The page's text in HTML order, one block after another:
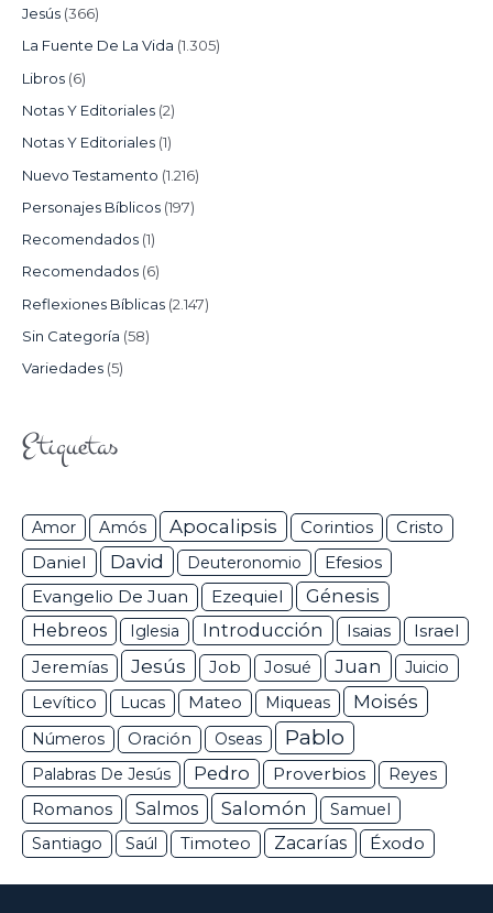
Jesús (366)
La Fuente De La Vida (1.305)
Libros (6)
Notas Y Editoriales (2)
Notas Y Editoriales (1)
Nuevo Testamento (1.216)
Personajes Bíblicos (197)
Recomendados (1)
Recomendados (6)
Reflexiones Bíblicas (2.147)
Sin Categoría (58)
Variedades (5)
Etiquetas
Amor Amós Apocalipsis Corintios Cristo
Daniel David Deuteronomio Efesios
Evangelio De Juan Ezequiel
Génesis
Hebreos
Iglesia Introducción Isaias Israel
Jeremías Jesús Job Josué Juan
Juicio
Levítico
Lucas Mateo Miqueas Moisés
Números Oración Oseas Pablo
Palabras De Jesús Pedro Proverbios Reyes
Romanos Salmos Salomón
Samuel
Santiago
Saúl Timoteo Zacarías Éxodo